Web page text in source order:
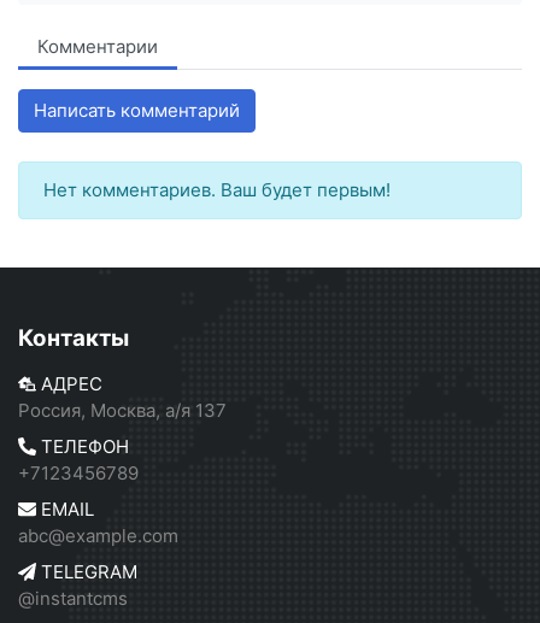
Комментарии
Написать комментарий
Нет комментариев. Ваш будет первым!
Контакты
АДРЕС
Россия, Москва, а/я 137
ТЕЛЕФОН
+7123456789
EMAIL
abc@example.com
TELEGRAM
@instantcms